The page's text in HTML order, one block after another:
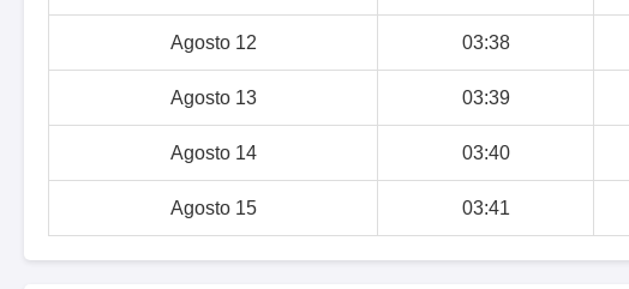
Agosto 12 03:38
Agosto 13 03:39
Agosto 14 03:40
Agosto 15 03:41